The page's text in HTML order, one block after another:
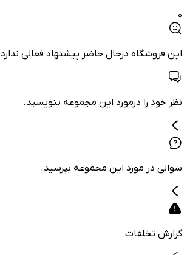
0
این فروشگاه درحال حاضر پیشنهاد فعالی ندارد
نظر خود را درمورد این مجموعه بنویسید.
سوالی در مورد این مجموعه بپرسید.
گزارش تخلفات